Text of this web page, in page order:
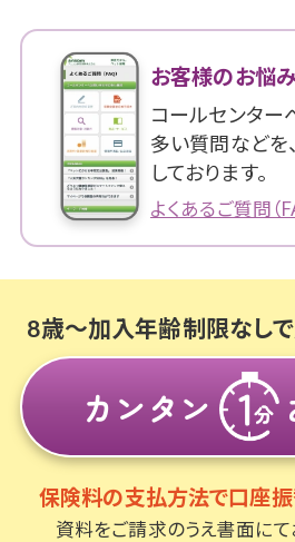
お客様のお悩み
コールセンター
多い質問などを
しております。
よくあるご質問（
8歳～加入年齢制限なし
カンタン
保険料の支払方法で口座
資料をご請求のうえ書面にて